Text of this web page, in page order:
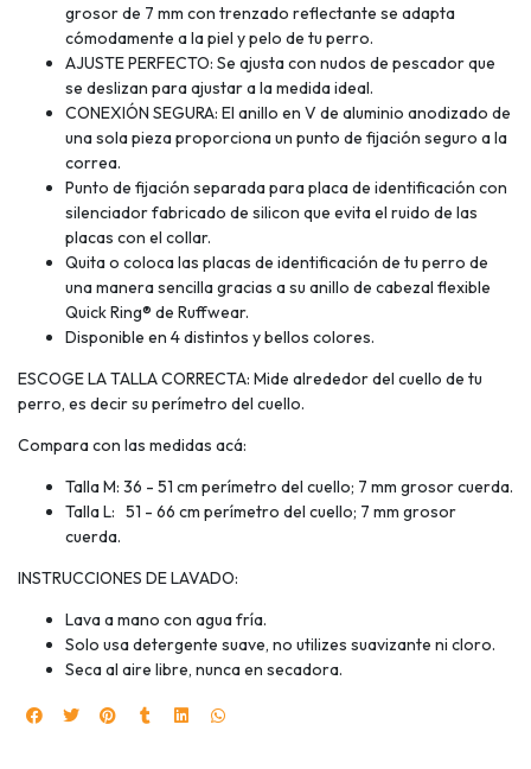
grosor de 7 mm con trenzado reflectante se adapta
cómodamente a la piel y pelo de tu perro.
AJUSTE PERFECTO: Se ajusta con nudos de pescador que
se deslizan para ajustar a la medida ideal.
CONEXIÓN SEGURA: El anillo en V de aluminio anodizado de
una sola pieza proporciona un punto de fijación seguro a la
correa.
Punto de fijación separada para placa de identificación con
silenciador fabricado de silicon que evita el ruido de las
placas con el collar.
Quita o coloca las placas de identificación de tu perro de
una manera sencilla gracias a su anillo de cabezal flexible
Quick Ring® de Ruffwear.
Disponible en 4 distintos y bellos colores.
ESCOGE LA TALLA CORRECTA: Mide alrededor del cuello de tu
perro, es decir su perímetro del cuello.
Compara con las medidas acá:
Talla M: 36 - 51 cm perímetro del cuello; 7 mm grosor cuerda.
Talla L: 51 - 66 cm perímetro del cuello; 7 mm grosor
cuerda.
INSTRUCCIONES DE LAVADO:
Lava a mano con agua fría.
Solo usa detergente suave, no utilizes suavizante ni cloro.
Seca al aire libre, nunca en secadora.